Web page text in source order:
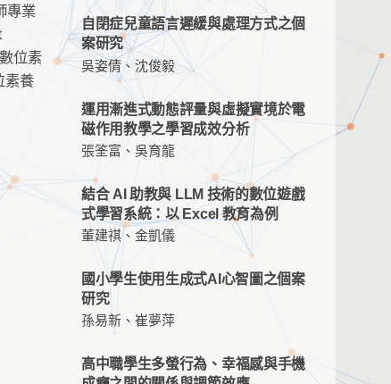
專業
位素
素養
自閉症兒童語言遲緩與處理方式之個
案研究
吳姿倩、沈俊毅
運用漸進式動態評量與虛擬實境於電
磁作用教學之學習成效分析
張筌富、吳育龍
結合 AI 助教與 LLM 技術的數位遊戲
式學習系統：以 Excel 教育為例
董建祺、金凱儀
國小學生使用生成式AI心智圖之個案
研究
孫易新、崔夢萍
高中職學生多螢行為、幸福感與手機